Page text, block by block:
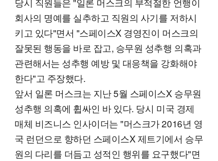
회사의 명예를 실추하고 직원의 사기를 저하시
키고 있다"면서 "스페이스X 경영진이 머스크의
잘못된 행동을 바로 잡고, 승무원 성추행 의혹과
관련해서는 성추행 예방 및 대응책을 강화해야
한다"고 주장했다.
앞서 일론 머스크는 지난 5월 스페이스X 승무원
성추행 의혹에 휩싸인 바 있다. 당시 미국 경제
매체 비즈니스 인사이더는 "머스크가 2016년 영
국 런던으로 향하던 스페이스X 제트기에서 승무
원의 다리를 더듬고 성적인 행위를 요구했다"면